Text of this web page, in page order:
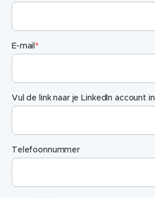
E-mail *
Vul de link naar je LinkedIn account in
Telefoonnummer